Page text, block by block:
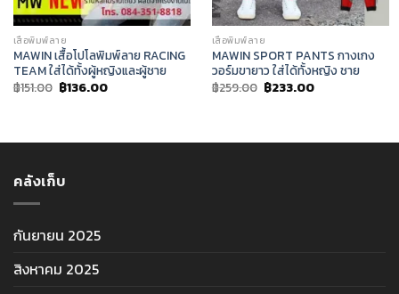
เสื้อพิมพ์ลาย
MAWIN เสื้อโปโลพิมพ์ลาย RACING
TEAM ใส่ได้ทั้งผู้หญิงและผู้ชาย
฿151.00 Original
price
฿136.00Current
เสื้อพิมพ์ลาย
MAWIN SPORT PANTS กางเกง
วอร์มขายาว ใส่ได้ทั้งหญิง ชาย
฿259.00 Original
price
฿233.00Current
คลังเก็บ
กันยายน 2025
สิงหาคม 2025